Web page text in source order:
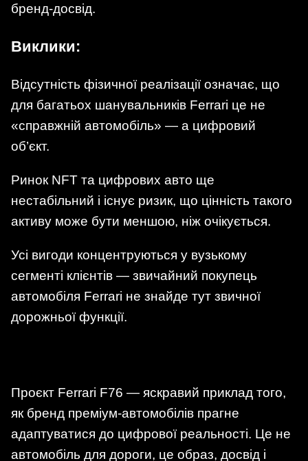
бренд-досвід.
Виклики:
Відсутність фізичної реалізації означає, що
для багатьох шанувальників Ferrari це не
«справжній автомобіль» — а цифровий
об’єкт.
Ринок NFT та цифрових авто ще
нестабільний і існує ризик, що цінність такого
активу може бути меншою, ніж очікується.
Усі вигоди концентруються у вузькому
сегменті клієнтів — звичайний покупець
автомобіля Ferrari не знайде тут звичної
дорожньої функції.
Проєкт Ferrari F76 — яскравий приклад того,
як бренд преміум-автомобілів прагне
адаптуватися до цифрової реальності. Це не
автомобіль для дороги, це образ, досвід і